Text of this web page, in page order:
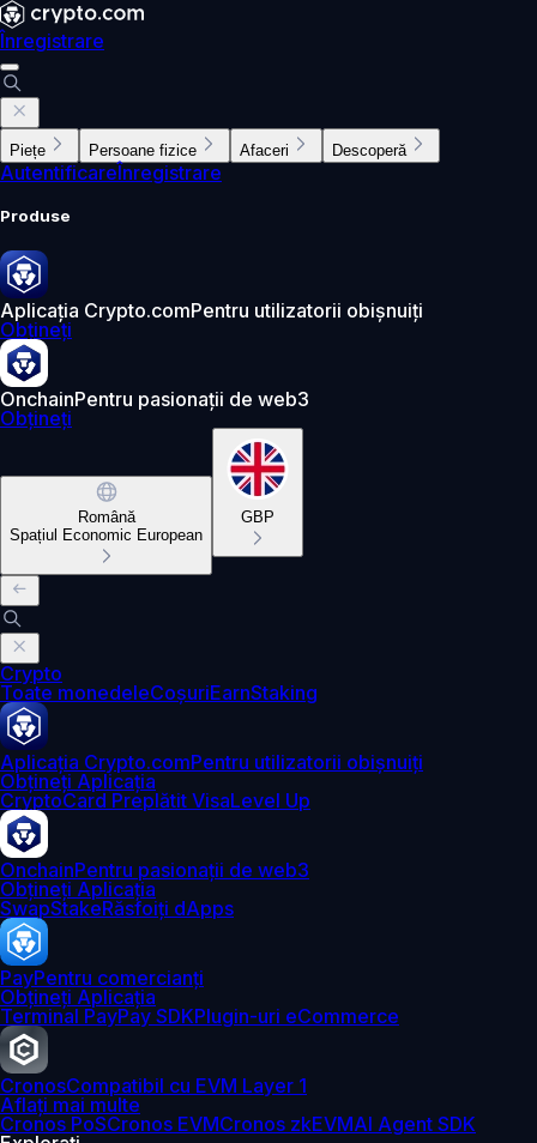
Înregistrare
Piețe Persoane fizice Afaceri Descoperă
AutentificareÎnregistrare
Produse
Aplicația Crypto.comPentru utilizatorii obișnuiți
Obțineți
OnchainPentru pasionații de web3
Obțineți
Română
Spațiul Economic European
GBP
Crypto
Toate monedeleCoșuriEarnStaking
Aplicația Crypto.comPentru utilizatorii obișnuiți
Obțineți Aplicația
CryptoCard Preplătit VisaLevel Up
OnchainPentru pasionații de web3
Obțineți Aplicația
SwapStakeRăsfoiți dApps
PayPentru comercianți
Obțineți Aplicația
Terminal PayPay SDKPlugin-uri eCommerce
CronosCompatibil cu EVM Layer 1
Aflați mai multe
Cronos PoSCronos EVMCronos zkEVMAI Agent SDK